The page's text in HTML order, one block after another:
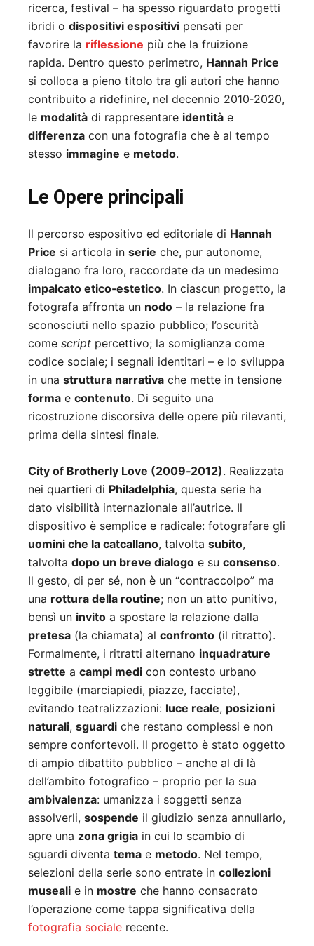
ricerca, festival – ha spesso riguardato progetti
ibridi o dispositivi espositivi pensati per
favorire la riflessione più che la fruizione
rapida. Dentro questo perimetro, Hannah Price
si colloca a pieno titolo tra gli autori che hanno
contribuito a ridefinire, nel decennio 2010‑2020,
le modalità di rappresentare identità e
differenza con una fotografia che è al tempo
stesso immagine e metodo.
Le Opere principali
Il percorso espositivo ed editoriale di Hannah
Price si articola in serie che, pur autonome,
dialogano fra loro, raccordate da un medesimo
impalcato etico‑estetico. In ciascun progetto, la
fotografa affronta un nodo – la relazione fra
sconosciuti nello spazio pubblico; l’oscurità
come script percettivo; la somiglianza come
codice sociale; i segnali identitari – e lo sviluppa
in una struttura narrativa che mette in tensione
forma e contenuto. Di seguito una
ricostruzione discorsiva delle opere più rilevanti,
prima della sintesi finale.
City of Brotherly Love (2009‑2012). Realizzata
nei quartieri di Philadelphia, questa serie ha
dato visibilità internazionale all’autrice. Il
dispositivo è semplice e radicale: fotografare gli
uomini che la catcallano, talvolta subito,
talvolta dopo un breve dialogo e su consenso.
Il gesto, di per sé, non è un “contraccolpo” ma
una rottura della routine; non un atto punitivo,
bensì un invito a spostare la relazione dalla
pretesa (la chiamata) al confronto (il ritratto).
Formalmente, i ritratti alternano inquadrature
strette a campi medi con contesto urbano
leggibile (marciapiedi, piazze, facciate),
evitando teatralizzazioni: luce reale, posizioni
naturali, sguardi che restano complessi e non
sempre confortevoli. Il progetto è stato oggetto
di ampio dibattito pubblico – anche al di là
dell’ambito fotografico – proprio per la sua
ambivalenza: umanizza i soggetti senza
assolverli, sospende il giudizio senza annullarlo,
apre una zona grigia in cui lo scambio di
sguardi diventa tema e metodo. Nel tempo,
selezioni della serie sono entrate in collezioni
museali e in mostre che hanno consacrato
l’operazione come tappa significativa della
fotografia sociale recente.